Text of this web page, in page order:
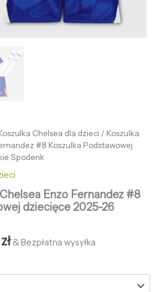
Chelsea dla dzieci / Koszulka
#8 Koszulka Podstawowej
Spodenk
Enzo Fernandez #8
dziecięce 2025-26
zł & Bezpłatna wysyłka